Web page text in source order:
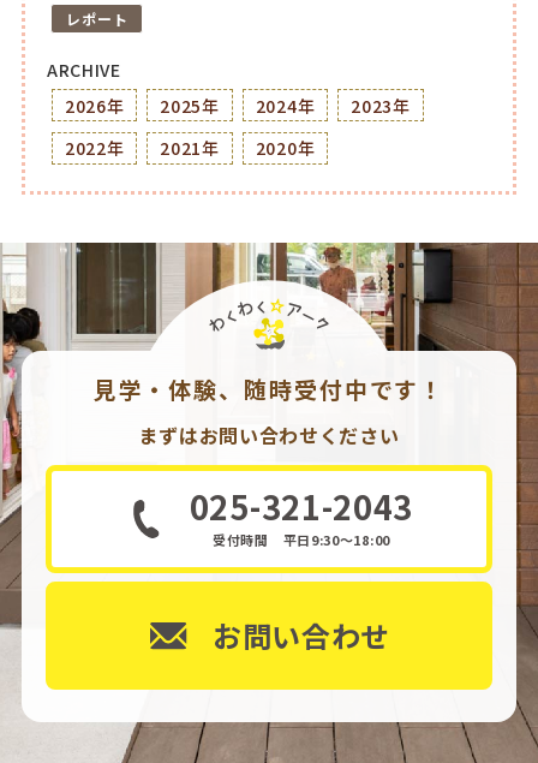
レポート
ARCHIVE
2026年
2025年 2024年
2023年
2022年
2021年 2020年
見学・体験、随時受付中です！
まずはお問い合わせください
025-321-2043
受付時間 平日9:30～18:00
お問い合わせ